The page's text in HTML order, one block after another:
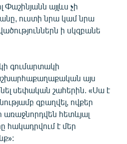
այլևս չի
ուստի նրա կամ նրա
ի սկզբանե
գումարտակի
աշխարհաքաղաքական այս
սեփական շահերին. «Սա է
զբաղվել, ովքեր
հետևյալ
հակադրվում է մեր